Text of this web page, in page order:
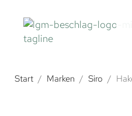
Start / Marken / Siro /